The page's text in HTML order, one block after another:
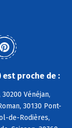
est proche de :
Vénéjan,
30130 Pont-
de-Rodières,